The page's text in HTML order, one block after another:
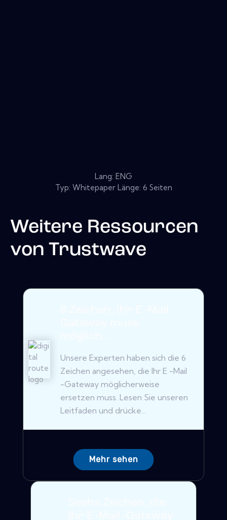
Lang: ENG
Typ: Whitepaper Länge: 6 Seiten
Weitere Ressourcen
von Trustwave
Unsere Experten haben sich die 6
Zeichen angesehen, die Ihr E -Mail
-Gateway möglicherweise
ersetzen muss. Lesen Sie unseren
Leitfaden und drücke...
Mehr sehen